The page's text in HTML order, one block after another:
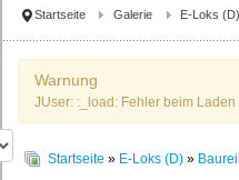
Startseite Galerie E-Loks (D)
Warnung
JUser: :_load: Fehler beim
Startseite » E-Loks (D) »